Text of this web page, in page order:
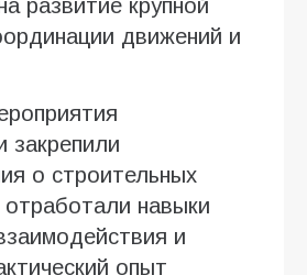
развитие крупной
движений и
закрепили
о строительных
навыки
и
опыт